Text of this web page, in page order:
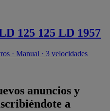
125 125 LD 1957
· Manual · 3 velocidades
anuncios y
a